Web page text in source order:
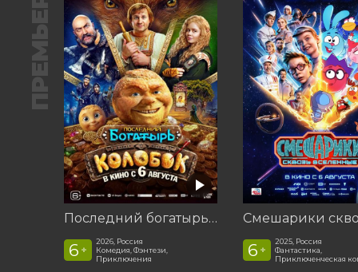
ПРЕМЬЕРА
Последний богатырь. Колобок
6 +
2026, Россия
Комедия, Фэнтези,
Приключения
6 +
2025, Россия
Фантастика,
Приключенческая